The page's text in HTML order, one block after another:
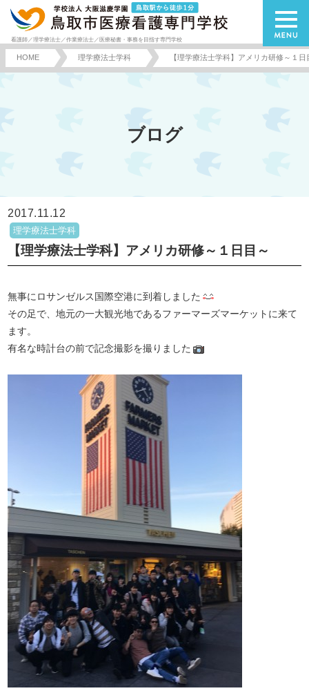
看護師／理学療法士／作業療法士／医療秘書・事務を目指す専門学校
HOME 理学療法士学科 【理学療法士学科】アメリカ研修～１日
ブログ
2017.11.12
理学療法士学科
【理学療法士学科】アメリカ研修～１日目～
無事にロサンゼルス国際空港に到着しました
その足で、地元の一大観光地であるファーマーズマーケットに来て
ます。
有名な時計台の前で記念撮影を撮りました